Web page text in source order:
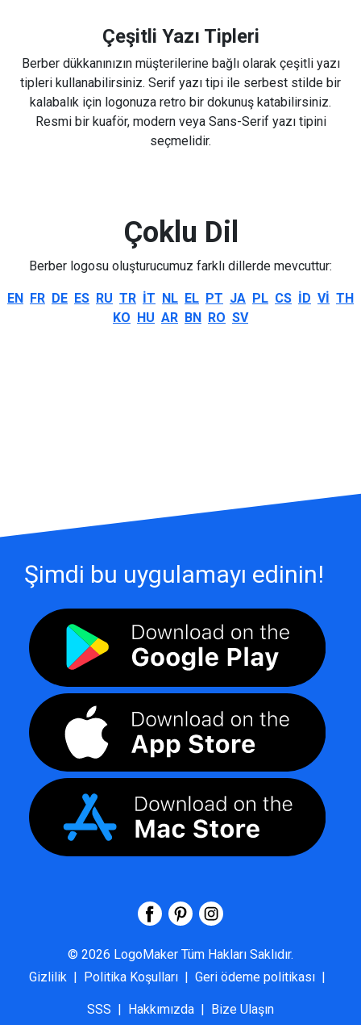
Çeşitli Yazı Tipleri
Berber dükkanınızın müşterilerine bağlı olarak çeşitli yazı
tipleri kullanabilirsiniz. Serif yazı tipi ile serbest stilde bir
kalabalık için logonuza retro bir dokunuş katabilirsiniz.
Resmi bir kuaför, modern veya Sans-Serif yazı tipini
seçmelidir.
Çoklu Dil
Berber logosu oluşturucumuz farklı dillerde mevcuttur:
EN FR DE ES RU TR IT NL EL PT JA PL CS ID VI TH
KO HU AR BN RO SV
Şimdi bu uygulamayı edinin!
© 2026 LogoMaker Tüm Hakları Saklıdır.
Gizlilik | Politika Koşulları | Geri ödeme politikası |
SSS | Hakkımızda | Bize Ulaşın